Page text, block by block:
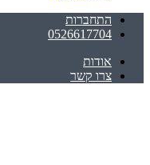
התחברות
0526617704
אודות
צרו קשר